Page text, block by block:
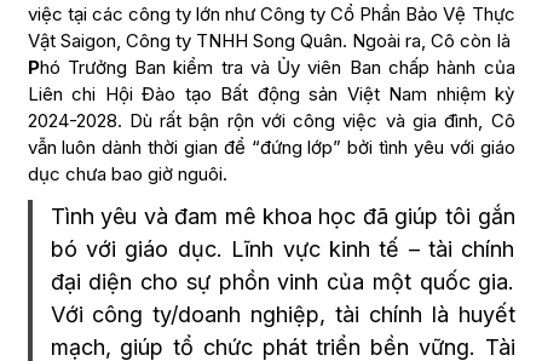
việc tại các công ty lớn như Công ty Cổ Phần Bảo Vệ Thực
Vật Saigon, Công ty TNHH Song Quân. Ngoài ra, Cô còn là
Phó Trưởng Ban kiểm tra và Ủy viên Ban chấp hành của
Liên chi Hội Đào tạo Bất động sản Việt Nam nhiệm kỳ
2024-2028. Dù rất bận rộn với công việc và gia đình, Cô
vẫn luôn dành thời gian để “đứng lớp” bởi tình yêu với giáo
dục chưa bao giờ nguôi.
Tình yêu và đam mê khoa học đã giúp tôi gắn
bó với giáo dục. Lĩnh vực kinh tế – tài chính
đại diện cho sự phồn vinh của một quốc gia.
Với công ty/doanh nghiệp, tài chính là huyết
mạch, giúp tổ chức phát triển bền vững. Tài